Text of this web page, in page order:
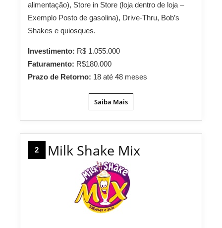
alimentação), Store in Store (loja dentro de loja –
Exemplo Posto de gasolina), Drive-Thru, Bob’s
Shakes e quiosques.
Investimento: R$ 1.055.000
Faturamento: R$180.000
Prazo de Retorno: 18 até 48 meses
Saiba Mais
2 Milk Shake Mix